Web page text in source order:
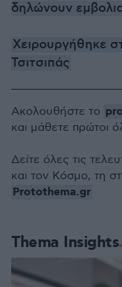
δηλώνουν
Χειρουργήθηκε
Τσιτσιπάς
Thema Insights
Ακολουθήστε το
και μάθετε πρώτοι
Δείτε όλες τις
και τον Κόσμο, τη
Protothema.gr